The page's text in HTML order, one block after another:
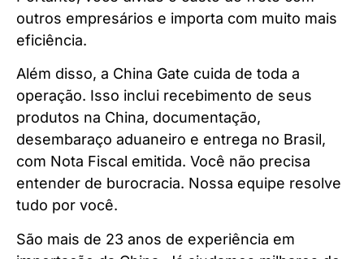
outros empresários e importa com muito mais
eficiência.
Além disso, a China Gate cuida de toda a
operação. Isso inclui recebimento de seus
produtos na China, documentação,
desembaraço aduaneiro e entrega no Brasil,
com Nota Fiscal emitida. Você não precisa
entender de burocracia. Nossa equipe resolve
tudo por você.
São mais de 23 anos de experiência em